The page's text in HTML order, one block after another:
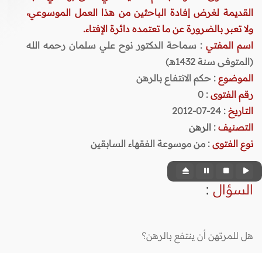
القديمة لغرض إفادة الباحثين من هذا العمل الموسوعي،
ولا تعبر بالضرورة عن ما تعتمده دائرة الإفتاء.
اسم المفتي : سماحة الدكتور نوح علي سلمان رحمه الله
(المتوفى سنة 1432هـ)
الموضوع : حكم الانتفاع بالرهن
رقم الفتوى :
0
التاريخ : 24-07-2012
التصنيف : الرهن
نوع الفتوى : من موسوعة الفقهاء السابقين
السؤال :
هل للمرتهن أن ينتفع بالرهن؟